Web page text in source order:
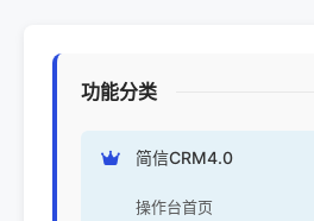
功能分类
简信CRM4.0
操作台首页